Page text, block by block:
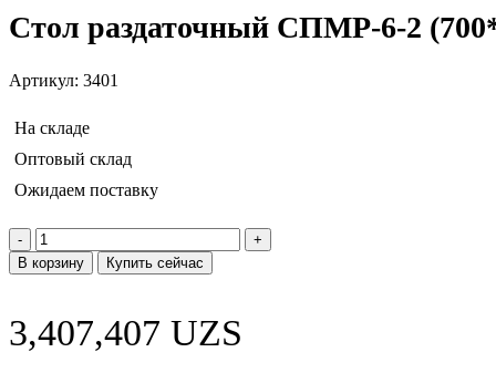
Стол раздаточный СПМР-6-2
Артикул: 3401
На складе
Оптовый склад
Ожидаем поставку
Количество
товара
Стол
СПМР-6-
2
(700*600мм)
В корзину Купить сейчас
3,407,407 UZS